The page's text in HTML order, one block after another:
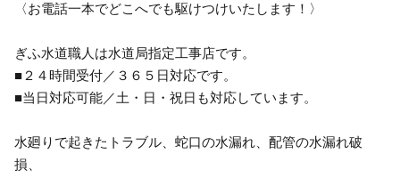
〈お電話一本でどこへでも駆けつけいたします！〉
ぎふ水道職人は水道局指定工事店です。
■２４時間受付／３６５日対応です。
■当日対応可能／土・日・祝日も対応しています。
水廻りで起きたトラブル、蛇口の水漏れ、配管の水漏れ破
損、